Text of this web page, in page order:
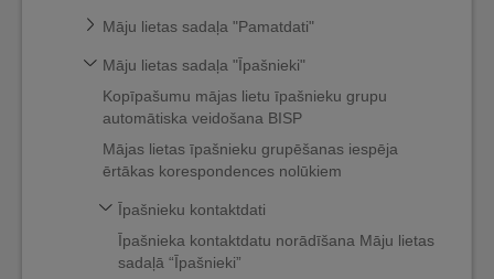
Māju lietas sadaļa "Pamatdati"
Māju lietas sadaļa "Īpašnieki"
Kopīpašumu mājas lietu īpašnieku grupu
automātiska veidošana BISP
Mājas lietas īpašnieku grupēšanas iespēja
ērtākas korespondences nolūkiem
Īpašnieku kontaktdati
Īpašnieka kontaktdatu norādīšana Māju lietas
sadaļā “Īpašnieki”